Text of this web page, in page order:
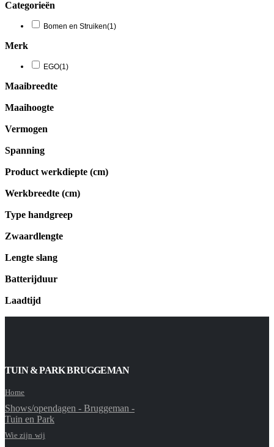
Categorieën
Bomen en Struiken(1)
Merk
EGO(1)
Maaibreedte
Maaihoogte
Vermogen
Spanning
Product werkdiepte (cm)
Werkbreedte (cm)
Type handgreep
Zwaardlengte
Lengte slang
Batterijduur
Laadtijd
TUIN & PARK BRUGGEMAN
Home
Shows/opendagen - Bruggeman -
Tuin en Park
Wie zijn wij